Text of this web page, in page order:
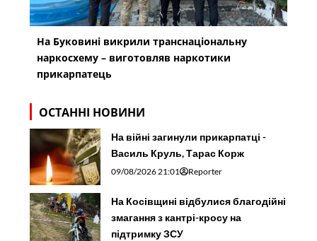
На Буковині викрили транснаціональну
наркосхему – виготовляв наркотики
прикарпатець
ОСТАННІ НОВИНИ
На війні загинули прикарпатці -
Василь Круль, Тарас Корж
09/08/2026 21:01 Reporter
На Косівщині відбулися благодійні
змагання з кантрі-кросу на
підтримку ЗСУ